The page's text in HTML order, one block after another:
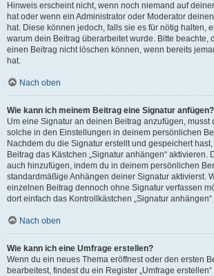
Hinweis erscheint nicht, wenn noch niemand auf
hat oder wenn ein Administrator oder Moderator
hat. Diese können jedoch, falls sie es für nötig halten,
warum dein Beitrag überarbeitet wurde. Bitte beachte,
einen Beitrag nicht löschen können, wenn bereits
hat.
Nach oben
Wie kann ich meinem Beitrag eine Signatur anfügen?
Um eine Signatur an deinen Beitrag anzufügen, musst
solche in den Einstellungen in deinem persönlichen
Nachdem du die Signatur erstellt und gespeichert
Beitrag das Kästchen „Signatur anhängen“ aktivieren.
auch hinzufügen, indem du in deinem persönlichen
standardmäßige Anhängen deiner Signatur aktivierst.
einzelnen Beitrag dennoch ohne Signatur verfassen
dort einfach das Kontrollkästchen „Signatur
Nach oben
Wie kann ich eine Umfrage erstellen?
Wenn du ein neues Thema eröffnest oder den ersten
bearbeitest, findest du ein Register „Umfrage